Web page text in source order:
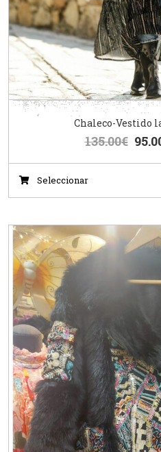
Chaleco-Vestido
135.00€
Seleccionar